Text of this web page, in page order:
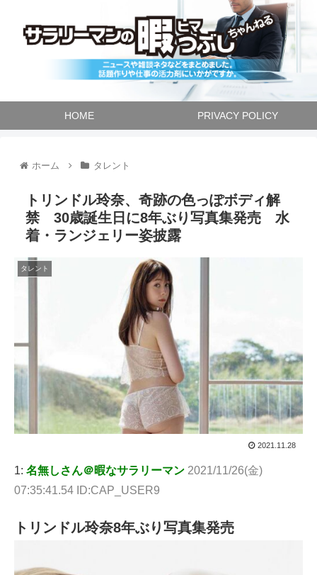
HOME PRIVACY POLICY
ホーム タレント
トリンドル玲奈、奇跡の色っぽボディ解
禁 30歳誕生日に8年ぶり写真集発売 水
着・ランジェリー姿披露
タレント
2021.11.28
1: 名無しさん＠暇なサラリーマン 2021/11/26(金)
07:35:41.54 ID:CAP_USER9
トリンドル玲奈8年ぶり写真集発売